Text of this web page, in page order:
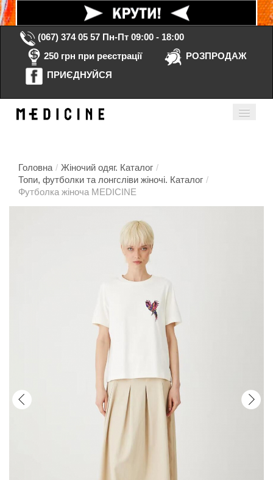
(067) 374 05 57 Пн-Пт 09:00 - 18:00
250 грн при реєстрації
РОЗПРОДАЖ
ПРИЄДНУЙСЯ
Головна / Жіночий одяг. Каталог /
Топи, футболки та лонгсліви жіночі. Каталог /
Футболка жіноча MEDICINE